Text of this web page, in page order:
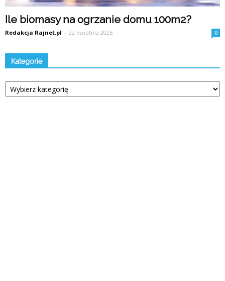
Ile biomasy na ogrzanie domu 100m2?
Redakcja Rajnet.pl - 22 kwietnia 2025 0
Kategorie
Kategorie